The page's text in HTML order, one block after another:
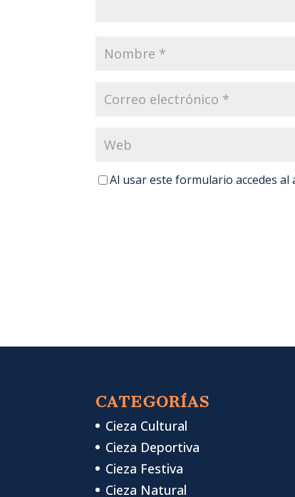
Al usar este formulario accedes
CATEGORÍAS
Cieza Cultural
Cieza Deportiva
Cieza Festiva
Cieza Natural